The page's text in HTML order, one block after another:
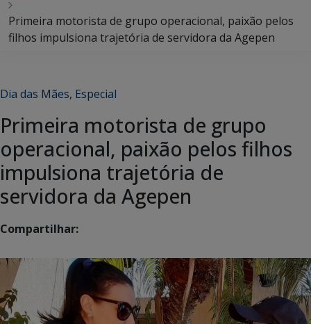
Primeira motorista de grupo operacional, paixão pelos
filhos impulsiona trajetória de servidora da Agepen
Dia das Mães, Especial
Primeira motorista de grupo
operacional, paixão pelos filhos
impulsiona trajetória de
servidora da Agepen
Compartilhar: